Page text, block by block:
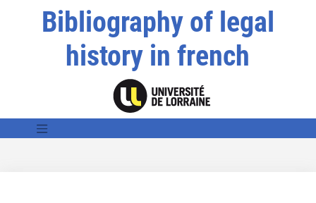
Bibliography of legal
history in french